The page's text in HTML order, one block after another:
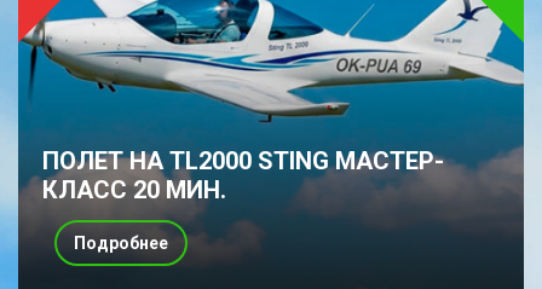
ПОЛЕТ НА TL2000 STING МАСТЕР-
КЛАСС 20 МИН.
Подробнее